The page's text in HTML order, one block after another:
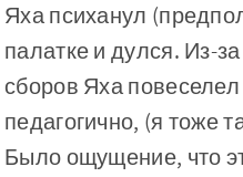
Яха психанул
палатке и дулся. Из-
сборов Яха
педагогично, (я тоже
Было ощущение, что